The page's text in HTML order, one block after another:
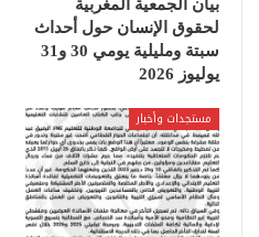
بيان الجمعية المغربية
لحقوق الإنسان حول أحداث
سبتة ومليلية يومي 30 و31
يوليوز 2026
مستجدات وأخبار